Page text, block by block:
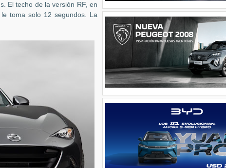
El techo de la versión RF, en
toma solo 12 segundos. La